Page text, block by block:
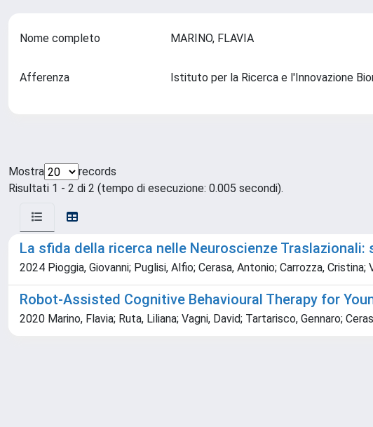
Nome completo MARINO, FLAVIA
Afferenza Istituto per la Ricerca e l'Innovazione
Mostra
records
Risultati 1 - 2 di 2 (tempo di esecuzione: 0.005 secondi).
La sfida della ricerca nelle Neuroscienze
2024 Pioggia, Giovanni; Puglisi, Alfio; Cerasa, Antonio; Carrozza,
Robot-Assisted Cognitive Behavioural Therapy for
2020 Marino, Flavia; Ruta, Liliana; Vagni, David; Tartarisco, Gennaro;